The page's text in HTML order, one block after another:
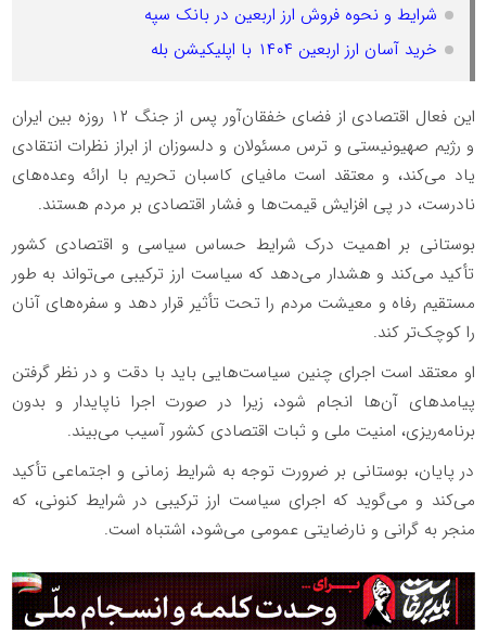
شرایط و نحوه فروش ارز اربعین در بانک سپه
خرید آسان ارز اربعین ۱۴۰۴ با اپلیکیشن بله
این فعال اقتصادی از فضای خفقان‌آور پس از جنگ ۱۲ روزه بین ایران
و رژیم صهیونیستی و ترس مسئولان و دلسوزان از ابراز نظرات انتقادی
یاد می‌کند، و معتقد است مافیای کاسبان تحریم با ارائه وعده‌های
نادرست، در پی افزایش قیمت‌ها و فشار اقتصادی بر مردم هستند.
بوستانی بر اهمیت درک شرایط حساس سیاسی و اقتصادی کشور
تأکید می‌کند و هشدار می‌دهد که سیاست ارز ترکیبی می‌تواند به طور
مستقیم رفاه و معیشت مردم را تحت تأثیر قرار دهد و سفره‌های آنان
را کوچک‌تر کند.
او معتقد است اجرای چنین سیاست‌هایی باید با دقت و در نظر گرفتن
پیامدهای آن‌ها انجام شود، زیرا در صورت اجرا ناپایدار و بدون
برنامه‌ریزی، امنیت ملی و ثبات اقتصادی کشور آسیب می‌بیند.
در پایان، بوستانی بر ضرورت توجه به شرایط زمانی و اجتماعی تأکید
می‌کند و می‌گوید که اجرای سیاست ارز ترکیبی در شرایط کنونی، که
منجر به گرانی و نارضایتی عمومی می‌شود، اشتباه است.